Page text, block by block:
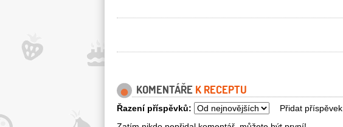
KOMENTÁŘE K RECEPTU
Přidat příspěvek
Řazení příspěvků: